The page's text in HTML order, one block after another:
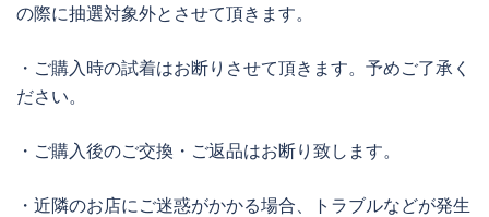
の際に抽選対象外とさせて頂きます。
・ご購入時の試着はお断りさせて頂きます。予めご了承く
ださい。
・ご購入後のご交換・ご返品はお断り致します。
・近隣のお店にご迷惑がかかる場合、トラブルなどが発生